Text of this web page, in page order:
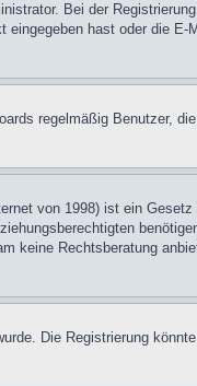
Bei der
hast oder die
regelmäßig Benutzer,
von 1998) ist ein
keine Rechtsberatung
Die Registrierung